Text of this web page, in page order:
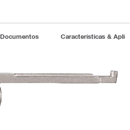
Documentos Características &